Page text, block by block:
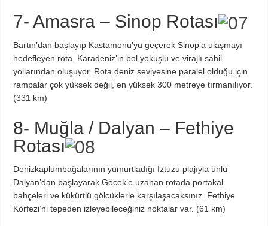
7- Amasra – Sinop Rotası
Bartın’dan başlayıp Kastamonu’yu geçerek Sinop’a ulaşmayı
hedefleyen rota, Karadeniz’in bol yokuşlu ve virajlı sahil
yollarından oluşuyor. Rota deniz seviyesine paralel olduğu için
rampalar çok yüksek değil, en yüksek 300 metreye tırmanılıyor.
(331 km)
8- Muğla / Dalyan – Fethiye
Rotası
Denizkaplumbağalarının yumurtladığı İztuzu plajıyla ünlü
Dalyan’dan başlayarak Göcek’e uzanan rotada portakal
bahçeleri ve kükürtlü gölcüklerle karşılaşacaksınız. Fethiye
Körfezi’ni tepeden izleyebileceğiniz noktalar var. (61 km)